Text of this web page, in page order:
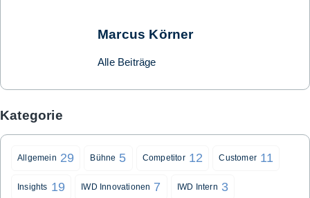
Marcus Körner
Alle Beiträge
Kategorie
Allgemein 29 Bühne 5 Competitor 12 Customer 11
Insights 19 IWD Innovationen 7 IWD Intern 3